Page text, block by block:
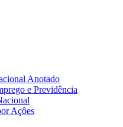
Anotado
e Previdência
Açôes